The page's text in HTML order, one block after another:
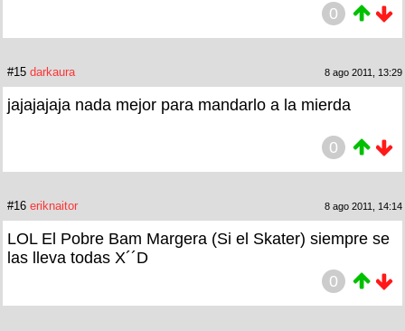
0
#15 darkaura 8 ago 2011, 13:29
jajajajaja nada mejor para mandarlo a la mierda
0
#16 eriknaitor 8 ago 2011, 14:14
LOL El Pobre Bam Margera (Si el Skater) siempre se
las lleva todas X´´D
0